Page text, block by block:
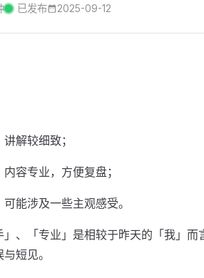
已发布 2025-09-12
解较细致；
内容专业，方便复盘；
可能涉及一些主观感受。
」、「专业」是相较于昨天的「我」而
短见。